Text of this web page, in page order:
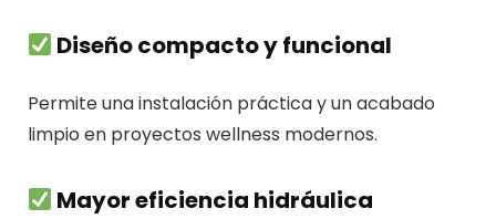
Diseño compacto y funcional
Permite una instalación práctica y un acabado
limpio en proyectos wellness modernos.
Mayor eficiencia hidráulica